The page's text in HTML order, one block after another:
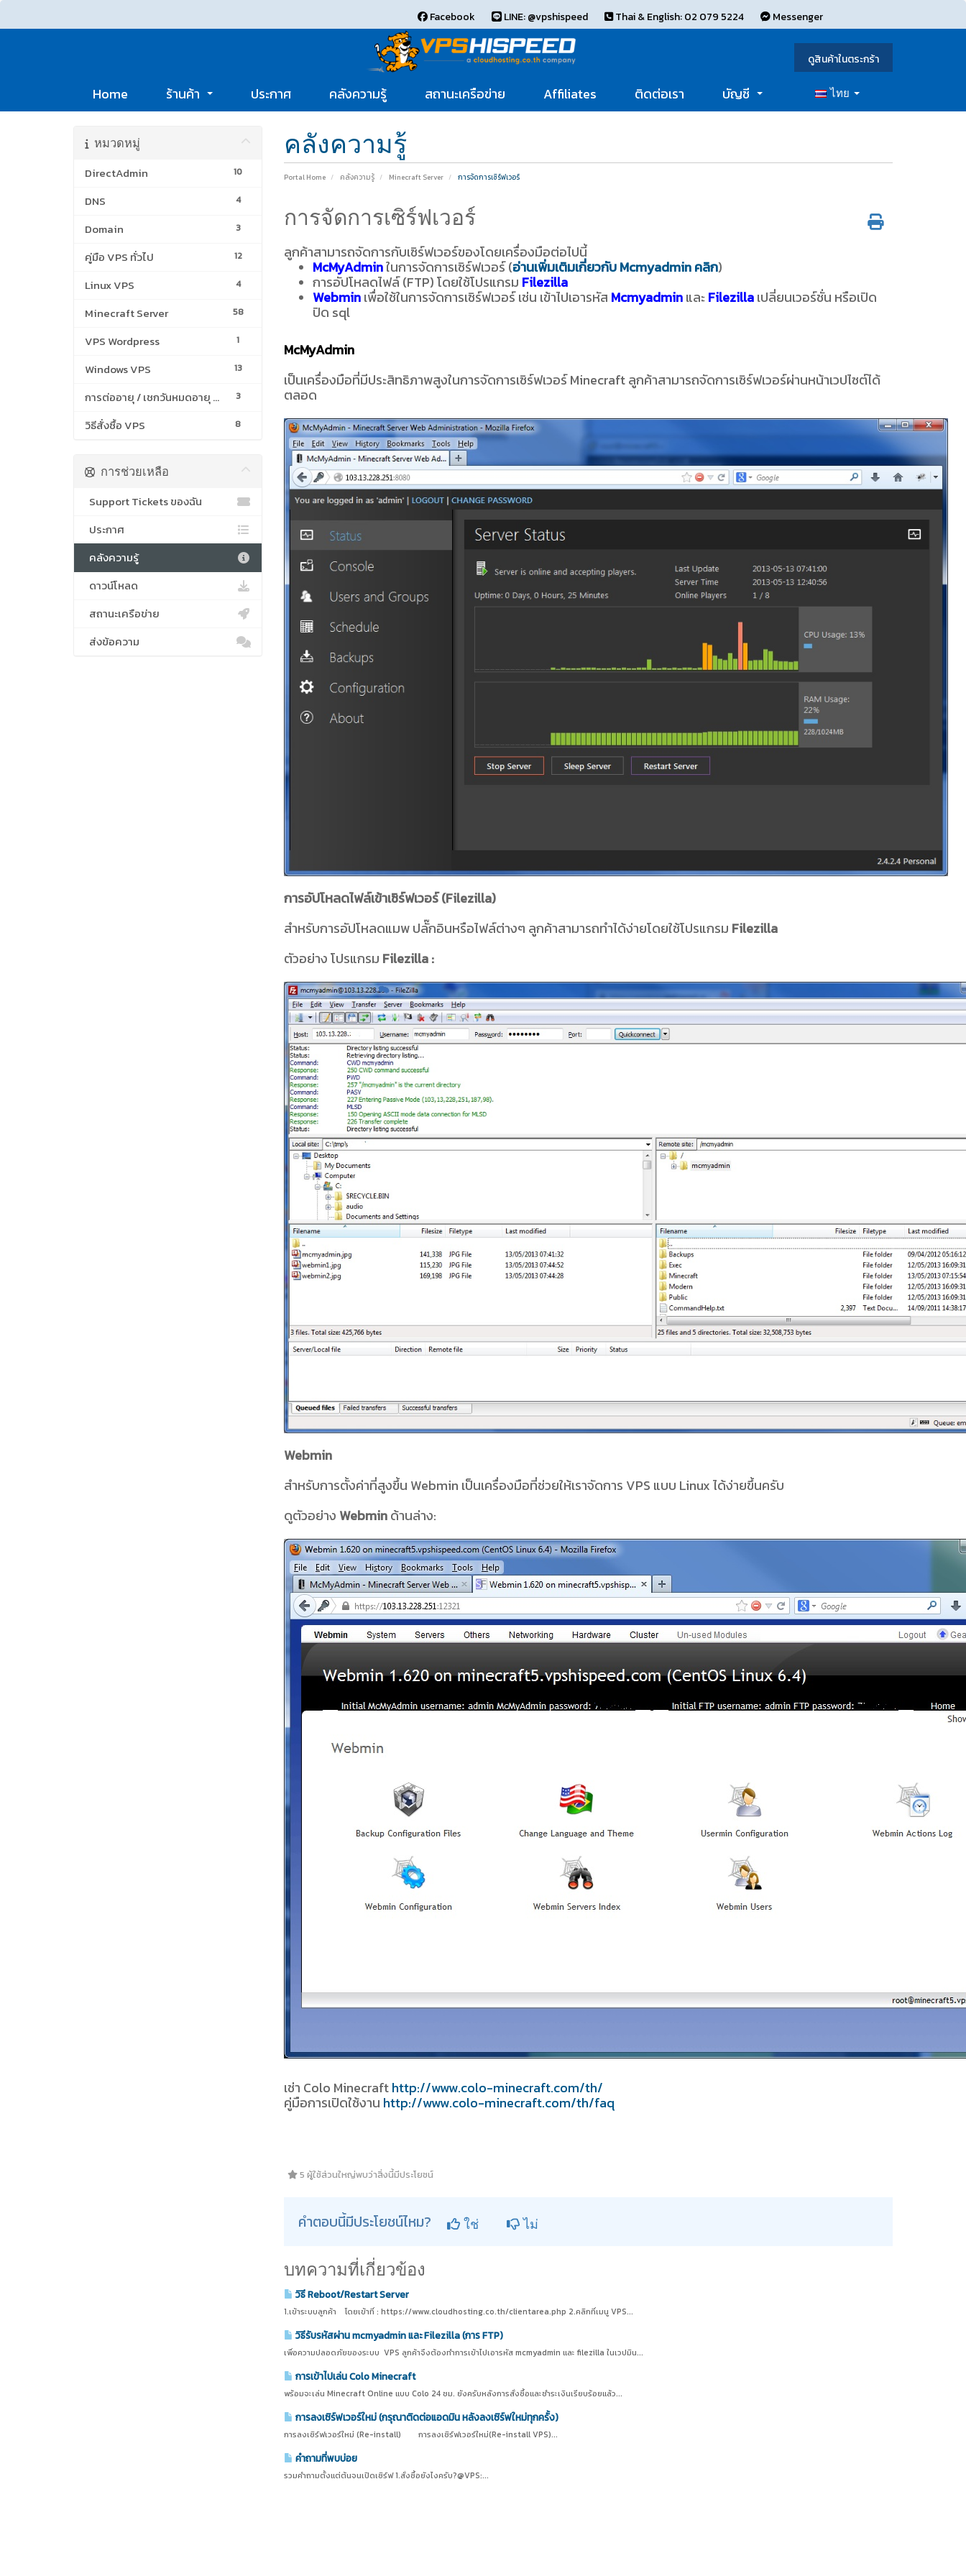
Facebook LINE: @vpshispeed Thai & English: 02 079 5224 Messenger
ดูสินค้าในตระกร้า
Home ร้านค้า ประกาศ คลังความรู้ สถานะเครือข่าย Affiliates ติดต่อเรา บัญชี ไทย
คลังความรู้
Portal Home คลังความรู้ Minecraft Server การจัดการเซิร์ฟเวอร์
หมวดหมู่
10
DirectAdmin
4
DNS
3
Domain
12
คู่มือ VPS ทั่วไป
4
Linux VPS
58
Minecraft Server
1
VPS Wordpress
13
Windows VPS
3
การต่ออายุ / เชกวันหมดอายุ VPS
8
วิธีสั่งซื้อ VPS
การจัดการเซิร์ฟเวอร์
ลูกค้าสามารถจัดการกับเซิร์ฟเวอร์ของโดยเครื่องมือต่อไปนี้
McMyAdminในการจัดการเซิร์ฟเวอร์ (อ่านเพิ่มเติมเกี่ยวกับ Mcmyadmin คลิก)
การอัปโหลดไฟล์ (FTP) โดยใช้โปรแกรม Filezilla
Webminเพื่อใช้ในการจัดการเซิร์ฟเวอร์ เช่น เข้าไปเอารหัส Mcmyadmin และFilezilla เปลี่ยนเวอร์ชั่น หรือเปิด
ปิด sql
McMyAdmin
เป็นเครื่องมือที่มีประสิทธิภาพสูงในการจัดการเซิร์ฟเวอร์ Minecraft ลูกค้าสามารถจัดการเซิร์ฟเวอร์ผ่านหน้าเวปไซต์ได้
ตลอด
การอัปโหลดไฟล์เข้าเซิร์ฟเวอร์ (Filezilla)
สำหรับการอัปโหลดแมพ ปลั๊กอินหรือไฟล์ต่างๆ ลูกค้าสามารถทำได้ง่ายโดยใช้โปรแกรม Filezilla
ตัวอย่าง โปรแกรม Filezilla :
Webmin
สำหรับการตั้งค่าที่สูงขึ้น Webmin เป็นเครื่องมือที่ช่วยให้เราจัดการ VPS แบบ Linux ได้ง่ายขึ้นครับ
ดูตัวอย่าง Webminด้านล่าง:
เช่า Colo Minecrafthttp://www.colo-minecraft.com/th/
คู่มือการเปิดใช้งาน http://www.colo-minecraft.com/th/faq
5 ผู้ใช้ส่วนใหญ่พบว่าสิ่งนี้มีประโยชน์
คำตอบนี้มีประโยชน์ไหม? ใช่ ไม่
บทความที่เกี่ยวข้อง
วิธี Reboot/Restart Server
1.เข้าระบบลูกค้า โดยเข้าที่ : https://www.cloudhosting.co.th/clientarea.php 2.คลิกที่เมนู VPS...
วิธีรับรหัสผ่าน mcmyadmin และ Filezilla (การ FTP)
เพื่อความปลอดภัยของระบบ VPS ลูกค้าจึงต้องทำการเข้าไปเอารหัส mcmyadmin และ filezilla ในเวปมิน...
การเข้าไปเล่น Colo Minecraft
พร้อมจะเล่น Minecraft Online แบบ Colo 24 ชม. ยังครับหลังการสั่งซื้อและชำระเงินเรียบร้อยแล้ว...
การลงเซิร์ฟเวอร์ใหม่ (กรุณาติดต่อแอดมิน หลังลงเซิร์ฟใหม่ทุกครั้ง)
การลงเซิร์ฟเวอร์ใหม่ (Re-install) การลงเซิร์ฟเวอร์ใหม่(Re-install VPS)...
คำถามที่พบบ่อย
รวมคำถามตั้งแต่ต้นจนเปิดเซิร์ฟ 1.สั่งซื้อยังไงครับ?@VPS:...
การช่วยเหลือ
Support Tickets ของฉัน
ประกาศ
คลังความรู้
ดาวน์โหลด
สถานะเครือข่าย
ส่งข้อความ